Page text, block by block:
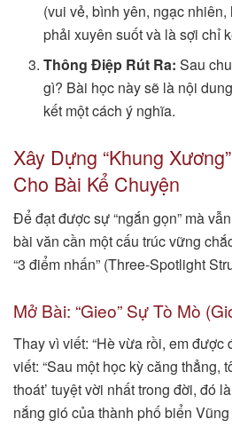
(vui vẻ, bình yên, ngạc
phải xuyên suốt và là sợi chỉ
Thông Điệp Rút Ra: Sau
gì? Bài học này sẽ là nội
kết một cách ý nghĩa.
Xây Dựng “Khung
Cho Bài Kể Chuyện
Để đạt được sự “ngắn gọn” mà
bài văn cần một cấu trúc vững
“3 điểm nhấn” (Three-Spotlight
Mở Bài: “Gieo” Sự Tò Mò
Thay vì viết: “Hè vừa rồi, em được
viết: “Sau một học kỳ căng thẳng,
thoát’ tuyệt vời nhất trong đời, đó
nắng gió của thành phố biển Vũng